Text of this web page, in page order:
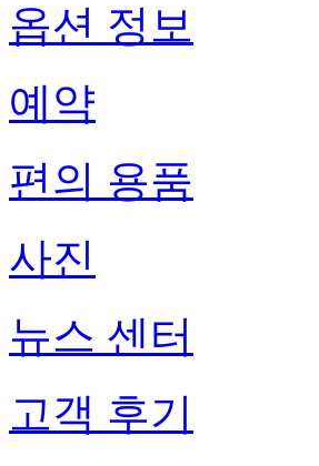
옵션 정보
예약
편의 용품
사진
뉴스 센터
고객 후기